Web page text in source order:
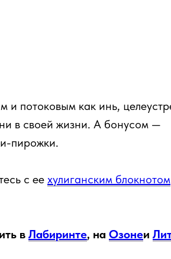
и потоковым как инь,
в своей жизни. А бонусом —
пирожки.
с ее хулиганским блокнотом
в Лабиринте, на Озонеи